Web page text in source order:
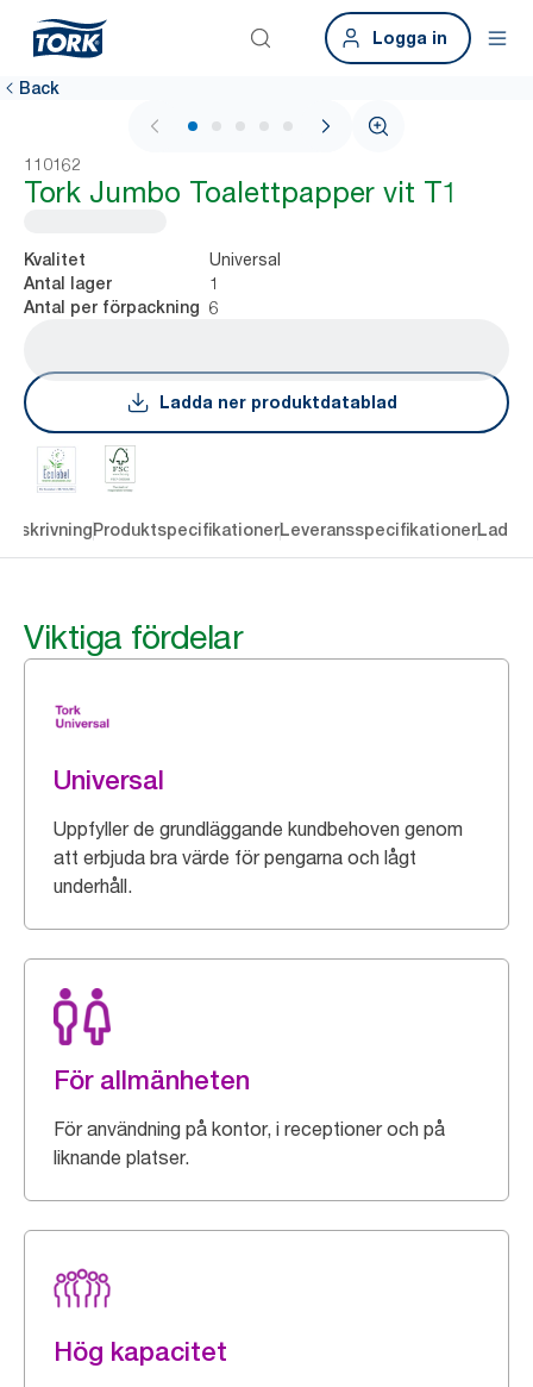
Logga in
Back
1 / 6
110162
Tork Jumbo Toalettpapper vit T1
Kvalitet Universal
Antal lager 1
Antal per förpackning 6
Ladda ner produktdatablad
ProduktspecifikationerLeveransspecifikationerLadda
Viktiga fördelar
Universal
Uppfyller de grundläggande kundbehoven genom
att erbjuda bra värde för pengarna och lågt
underhåll.
För allmänheten
För användning på kontor, i receptioner och på
liknande platser.
Hög kapacitet